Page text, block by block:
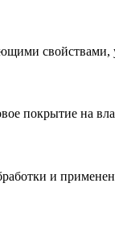
покрытие на
и